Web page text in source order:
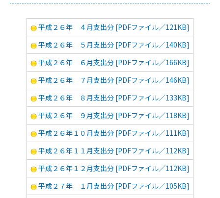
平成２６年 ４月支出分 [PDFファイル／121KB]
平成２６年 ５月支出分 [PDFファイル／140KB]
平成２６年 ６月支出分 [PDFファイル／166KB]
平成２６年 ７月支出分 [PDFファイル／146KB]
平成２６年 ８月支出分 [PDFファイル／133KB]
平成２６年 ９月支出分 [PDFファイル／118KB]
平成２６年１０月支出分 [PDFファイル／111KB]
平成２６年１１月支出分 [PDFファイル／112KB]
平成２６年１２月支出分 [PDFファイル／112KB]
平成２７年 １月支出分 [PDFファイル／105KB]